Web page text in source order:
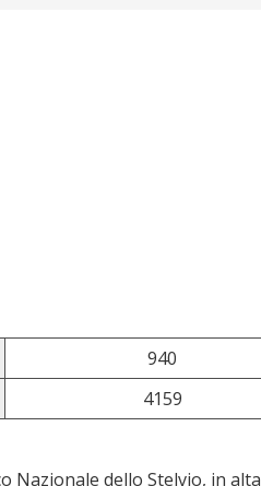
940
4159
Nazionale dello Stelvio, in alta